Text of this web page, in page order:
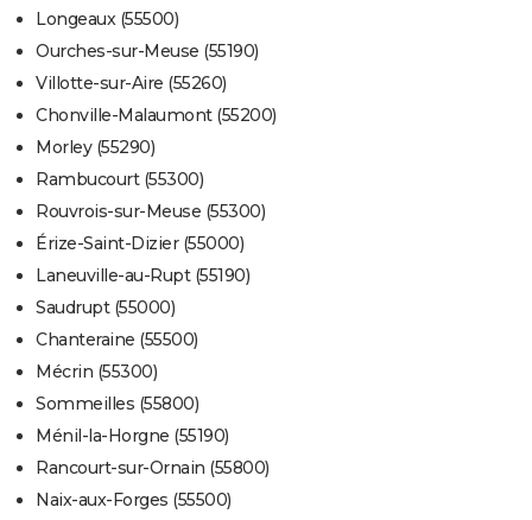
Longeaux (55500)
Ourches-sur-Meuse (55190)
Villotte-sur-Aire (55260)
Chonville-Malaumont (55200)
Morley (55290)
Rambucourt (55300)
Rouvrois-sur-Meuse (55300)
Érize-Saint-Dizier (55000)
Laneuville-au-Rupt (55190)
Saudrupt (55000)
Chanteraine (55500)
Mécrin (55300)
Sommeilles (55800)
Ménil-la-Horgne (55190)
Rancourt-sur-Ornain (55800)
Naix-aux-Forges (55500)